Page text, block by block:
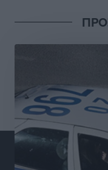
Πολιτιστικά• πριν 24